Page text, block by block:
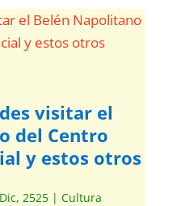
visitar el
del Centro
y estos otros
2525| Cultura